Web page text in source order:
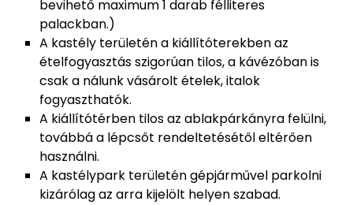
bevihető maximum 1 darab félliteres
palackban.)
A kastély területén a kiállítóterekben az
ételfogyasztás szigorúan tilos, a kávézóban is
csak a nálunk vásárolt ételek, italok
fogyaszthatók.
A kiállítótérben tilos az ablakpárkányra felülni,
továbbá a lépcsőt rendeltetésétől eltérően
használni.
A kastélypark területén gépjárművel parkolni
kizárólag az arra kijelölt helyen szabad.